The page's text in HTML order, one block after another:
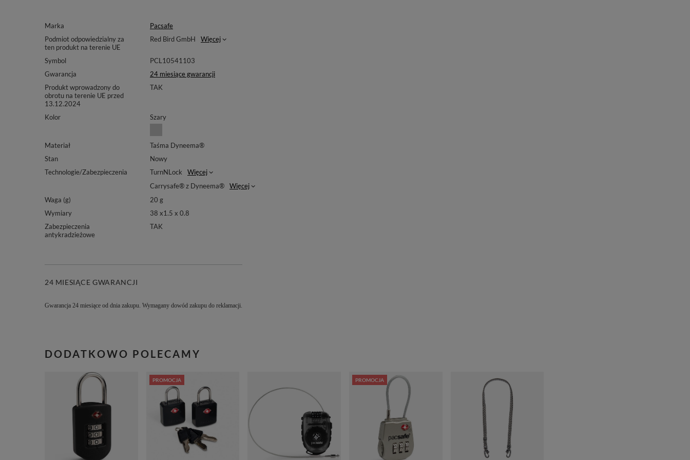
Marka
Pacsafe
Podmiot odpowiedzialny za
ten produkt na terenie UE
Red Bird GmbH Więcej
Symbol
PCL10541103
Gwarancja
24 miesiące gwarancji
Produkt wprowadzony do
obrotu na terenie UE przed
13.12.2024
TAK
Kolor Szary
Materiał
Taśma Dyneema®
Stan
Nowy
Technologie/Zabezpieczenia
TurnNLock
Więcej
Carrysafe® z Dyneema®
Więcej
Waga (g)
20 g
Wymiary
38 x1.5 x 0.8
Zabezpieczenia
antykradzieżowe
TAK
24 MIESIĄCE GWARANCJI
Gwarancja 24 miesiące od dnia zakupu. Wymagany dowód zakupu do reklamacji.
DODATKOWO POLECAMY
PROMOCJA PROMOCJA